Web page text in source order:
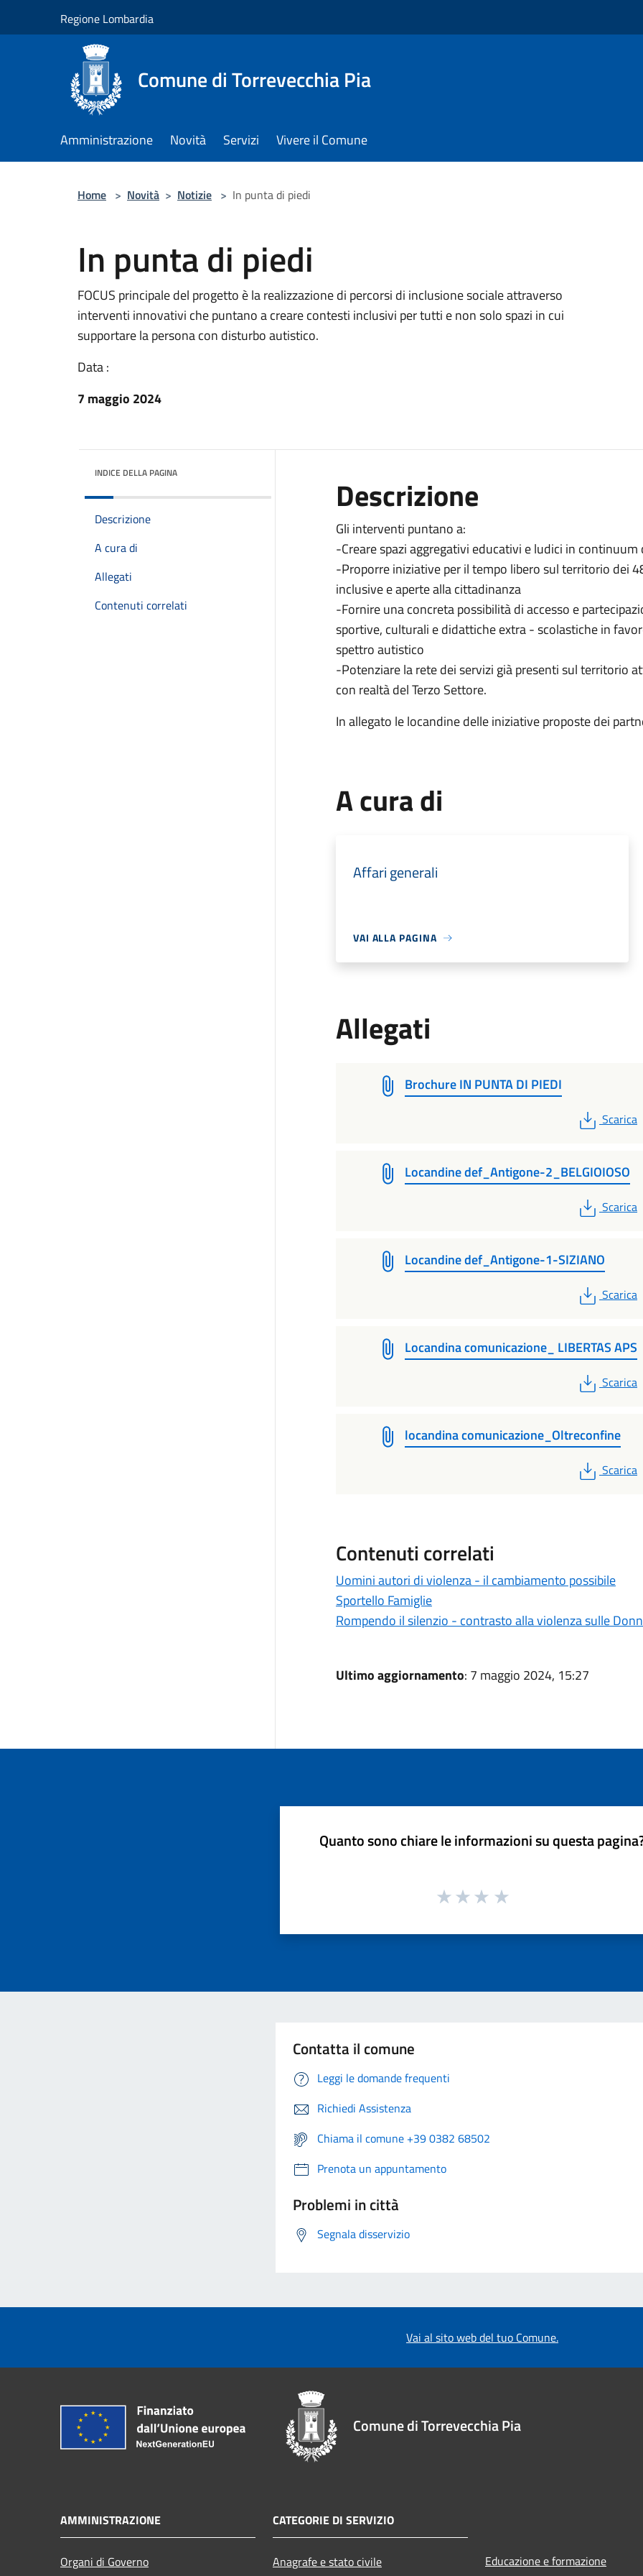
Regione Lombardia
Comune di Torrevecchia Pia
Amministrazione Novità Servizi Vivere il Comune
Home > Novità > Notizie > In punta di piedi
In punta di piedi
FOCUS principale del progetto è la realizzazione di percorsi di inclusione sociale attraverso
interventi innovativi che puntano a creare contesti inclusivi per tutti e non solo spazi in cui
supportare la persona con disturbo autistico.
Data :
7 maggio 2024
INDICE DELLA PAGINA
Descrizione
A cura di
Allegati
Contenuti correlati
Descrizione
Gli interventi puntano a:
-Creare spazi aggregativi educativi e ludici in
-Proporre iniziative per il tempo libero sul territorio dei
inclusive e aperte alla cittadinanza
-Fornire una concreta possibilità di accesso e
sportive, culturali e didattiche extra - scolastiche in
spettro autistico
-Potenziare la rete dei servizi già presenti sul territorio
con realtà del Terzo Settore.
In allegato le locandine delle iniziative proposte dei
A cura di
Affari generali
VAI ALLA PAGINA
Allegati
Brochure IN PUNTA DI PIEDI
PDF
Scarica
Locandine def_Antigone-2_BELGIOIOSO
PDF
Scarica
Locandine def_Antigone-1-SIZIANO
PDF
Scarica
Locandina comunicazione_ LIBERTAS APS
PDF
Scarica
locandina comunicazione_Oltreconfine
PDF
Scarica
Contenuti correlati
Uomini autori di violenza - il cambiamento possibile
Sportello Famiglie
Rompendo il silenzio - contrasto alla violenza sulle
Ultimo aggiornamento: 7 maggio 2024, 15:27
Quanto sono chiare le informazioni su questa
Contatta il comune
Leggi le domande frequenti
Richiedi Assistenza
Chiama il comune +39 0382 68502
Prenota un appuntamento
Problemi in città
Segnala disservizio
Vai al sito web del tuo Comune.
Comune di Torrevecchia Pia
AMMINISTRAZIONE
Organi di Governo
CATEGORIE DI SERVIZIO
Anagrafe e stato civile Educazione e formazione